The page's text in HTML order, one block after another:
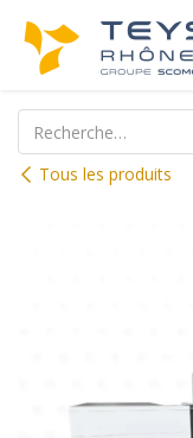
Tous les produits